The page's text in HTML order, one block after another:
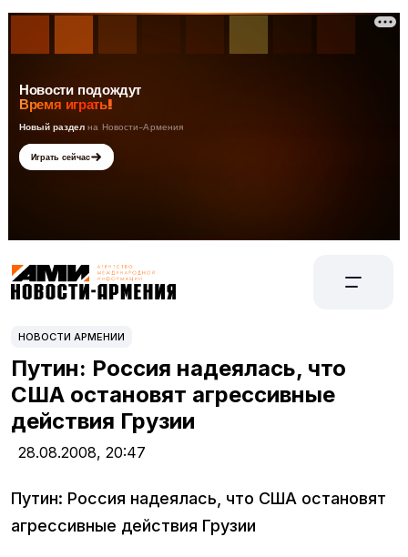
НОВОСТИ АРМЕНИИ
Путин: Россия надеялась, что
США остановят агрессивные
действия Грузии
28.08.2008, 20:47
Путин: Россия надеялась, что США остановят
агрессивные действия Грузии